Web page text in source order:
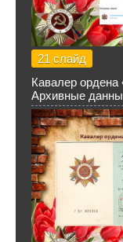
21 слайд
Кавалер ордена
Архивные